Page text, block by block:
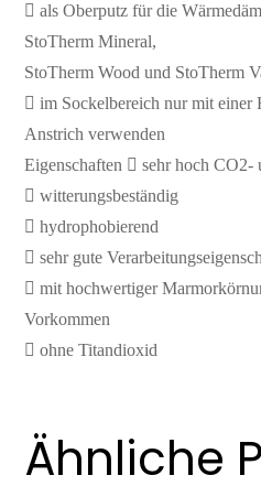
 als Oberputz für die
StoTherm Mineral,
StoTherm Wood und StoTherm
 im Sockelbereich nur mit einer
Anstrich verwenden
Eigenschaften  sehr hoch CO2-
 witterungsbeständig
 hydrophobierend
 sehr gute
 mit hochwertiger
Vorkommen
 ohne Titandioxid
Ähnliche